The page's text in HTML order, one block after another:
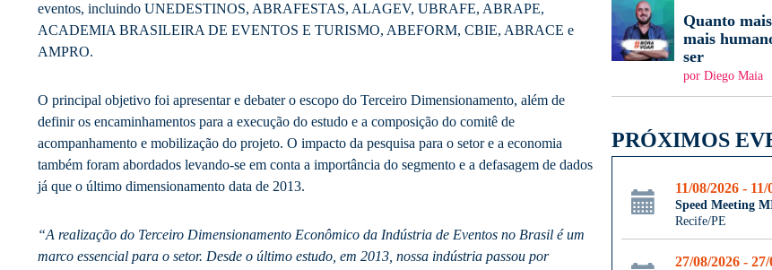
eventos, incluindo UNEDESTINOS, ABRAFESTAS, ALAGEV, UBRAFE, ABRAPE,
ACADEMIA BRASILEIRA DE EVENTOS E TURISMO, ABEFORM, CBIE, ABRACE e
AMPRO.
O principal objetivo foi apresentar e debater o escopo do Terceiro Dimensionamento, além de
definir os encaminhamentos para a execução do estudo e a composição do comitê de
acompanhamento e mobilização do projeto. O impacto da pesquisa para o setor e a economia
também foram abordados levando-se em conta a importância do segmento e a defasagem de dados
já que o último dimensionamento data de 2013.
“A realização do Terceiro Dimensionamento Econômico da Indústria de Eventos no Brasil é um
marco essencial para o setor. Desde o último estudo, em 2013, nossa indústria passou por
Quanto
mais
ser
por Diego Maia
PRÓXIMOS
11/08/2026 - 11/
Speed Meeting
Recife/PE
27/08/2026 -